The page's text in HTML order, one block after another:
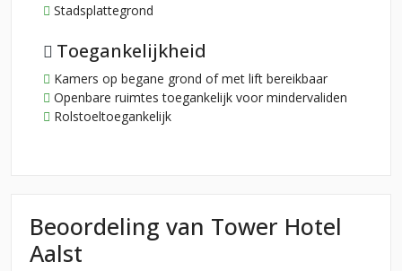
Stadsplattegrond
Toegankelijkheid
Kamers op begane grond of met lift bereikbaar
Openbare ruimtes toegankelijk voor mindervaliden
Rolstoeltoegankelijk
Beoordeling van Tower Hotel
Aalst